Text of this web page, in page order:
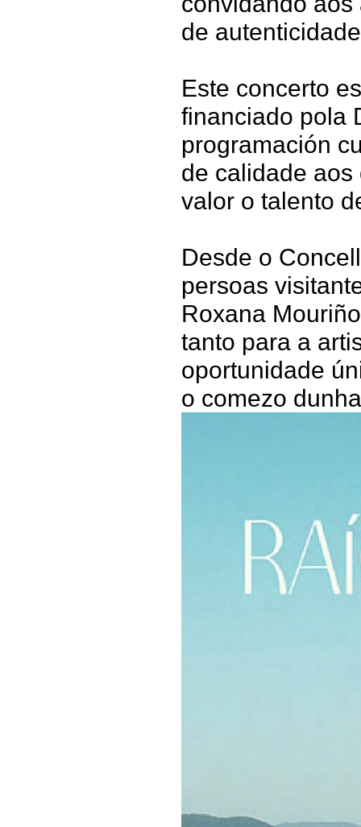
de
Este concerto
financiado pola
programación
de calidade
valor o talento
Desde o
persoas
Roxana
tanto para a
oportunidade
o comezo